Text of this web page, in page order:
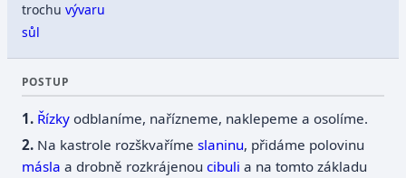
trochuvývaru
sůl
POSTUP
Řízky odblaníme, nařízneme, naklepeme a osolíme.
Na kastrole rozškvařímeslaninu, přidáme polovinu
másla a drobně rozkrájenoucibuli a na tomto základu